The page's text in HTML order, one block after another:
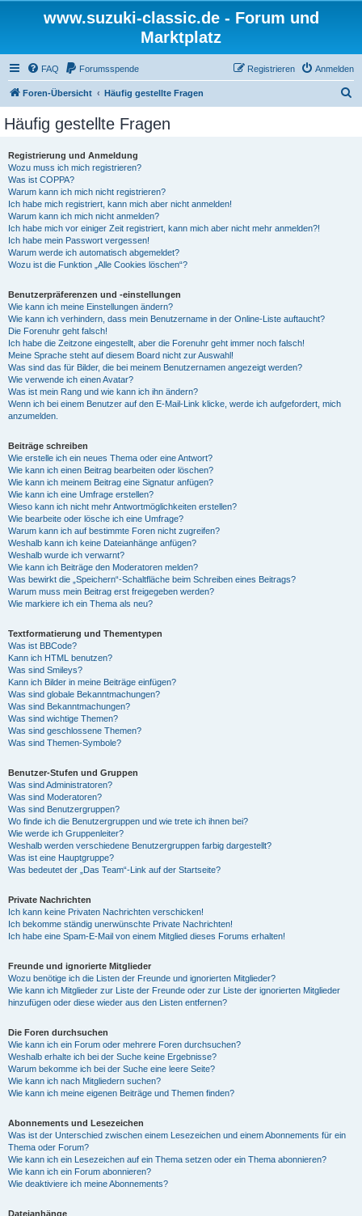
www.suzuki-classic.de - Forum und
Marktplatz
FAQ Forumsspende Anmelden
Registrieren
Foren-Übersicht Häufig gestellte Fragen
Häufig gestellte Fragen
Registrierung und Anmeldung
Wozu muss ich mich registrieren?
Was ist COPPA?
Warum kann ich mich nicht registrieren?
Ich habe mich registriert, kann mich aber nicht anmelden!
Warum kann ich mich nicht anmelden?
Ich habe mich vor einiger Zeit registriert, kann mich aber nicht mehr anmelden?!
Ich habe mein Passwort vergessen!
Warum werde ich automatisch abgemeldet?
Wozu ist die Funktion „Alle Cookies löschen“?
Benutzerpräferenzen und -einstellungen
Wie kann ich meine Einstellungen ändern?
Wie kann ich verhindern, dass mein Benutzername in der Online-Liste auftaucht?
Die Forenuhr geht falsch!
Ich habe die Zeitzone eingestellt, aber die Forenuhr geht immer noch falsch!
Meine Sprache steht auf diesem Board nicht zur Auswahl!
Was sind das für Bilder, die bei meinem Benutzernamen angezeigt werden?
Wie verwende ich einen Avatar?
Was ist mein Rang und wie kann ich ihn ändern?
Wenn ich bei einem Benutzer auf den E-Mail-Link klicke, werde ich aufgefordert, mich
anzumelden.
Beiträge schreiben
Wie erstelle ich ein neues Thema oder eine Antwort?
Wie kann ich einen Beitrag bearbeiten oder löschen?
Wie kann ich meinem Beitrag eine Signatur anfügen?
Wie kann ich eine Umfrage erstellen?
Wieso kann ich nicht mehr Antwortmöglichkeiten erstellen?
Wie bearbeite oder lösche ich eine Umfrage?
Warum kann ich auf bestimmte Foren nicht zugreifen?
Weshalb kann ich keine Dateianhänge anfügen?
Weshalb wurde ich verwarnt?
Wie kann ich Beiträge den Moderatoren melden?
Was bewirkt die „Speichern“-Schaltfläche beim Schreiben eines Beitrags?
Warum muss mein Beitrag erst freigegeben werden?
Wie markiere ich ein Thema als neu?
Textformatierung und Thementypen
Was ist BBCode?
Kann ich HTML benutzen?
Was sind Smileys?
Kann ich Bilder in meine Beiträge einfügen?
Was sind globale Bekanntmachungen?
Was sind Bekanntmachungen?
Was sind wichtige Themen?
Was sind geschlossene Themen?
Was sind Themen-Symbole?
Benutzer-Stufen und Gruppen
Was sind Administratoren?
Was sind Moderatoren?
Was sind Benutzergruppen?
Wo finde ich die Benutzergruppen und wie trete ich ihnen bei?
Wie werde ich Gruppenleiter?
Weshalb werden verschiedene Benutzergruppen farbig dargestellt?
Was ist eine Hauptgruppe?
Was bedeutet der „Das Team“-Link auf der Startseite?
Private Nachrichten
Ich kann keine Privaten Nachrichten verschicken!
Ich bekomme ständig unerwünschte Private Nachrichten!
Ich habe eine Spam-E-Mail von einem Mitglied dieses Forums erhalten!
Freunde und ignorierte Mitglieder
Wozu benötige ich die Listen der Freunde und ignorierten Mitglieder?
Wie kann ich Mitglieder zur Liste der Freunde oder zur Liste der ignorierten Mitglieder
hinzufügen oder diese wieder aus den Listen entfernen?
Die Foren durchsuchen
Wie kann ich ein Forum oder mehrere Foren durchsuchen?
Weshalb erhalte ich bei der Suche keine Ergebnisse?
Warum bekomme ich bei der Suche eine leere Seite?
Wie kann ich nach Mitgliedern suchen?
Wie kann ich meine eigenen Beiträge und Themen finden?
Abonnements und Lesezeichen
Was ist der Unterschied zwischen einem Lesezeichen und einem Abonnements für ein
Thema oder Forum?
Wie kann ich ein Lesezeichen auf ein Thema setzen oder ein Thema abonnieren?
Wie kann ich ein Forum abonnieren?
Wie deaktiviere ich meine Abonnements?
Dateianhänge